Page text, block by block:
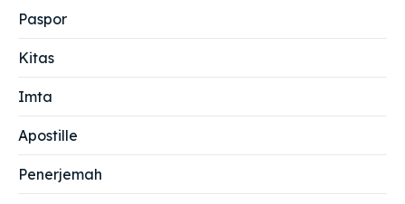
Paspor
Kitas
Imta
Apostille
Penerjemah